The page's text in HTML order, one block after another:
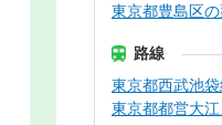
東京都豊島区
路線
東京都西武池
東京都都営大